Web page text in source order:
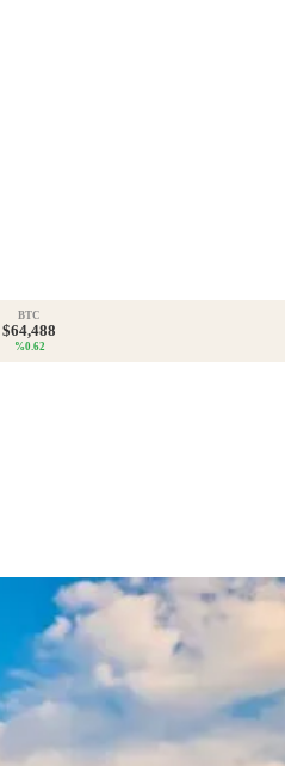
BTC
$64,488
%0.62